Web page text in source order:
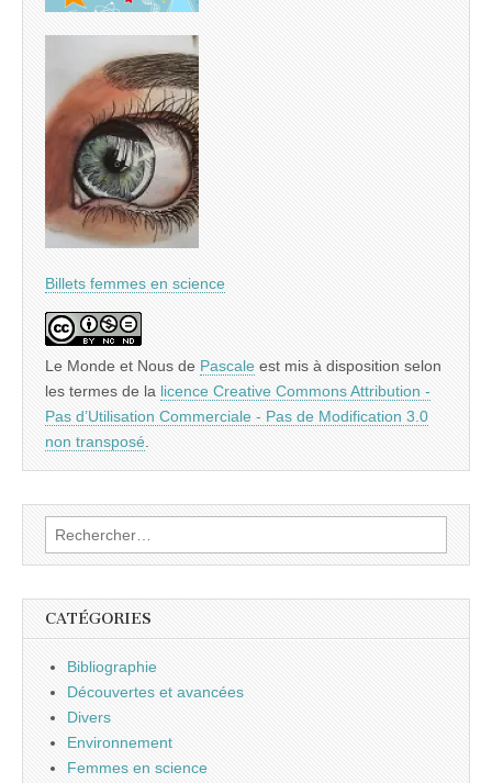
Billets femmes en science
Le Monde et Nous de Pascale est mis à disposition selon
les termes de la licence Creative Commons Attribution -
Pas d’Utilisation Commerciale - Pas de Modification 3.0
non transposé
Rechercher :
CATÉGORIES
Bibliographie
Découvertes et avancées
Divers
Environnement
Femmes en science